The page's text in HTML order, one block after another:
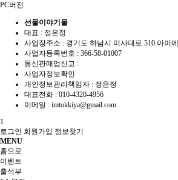
PC버전
선물이야기몰
대표 : 정은정
사업장주소 : 경기도 하남시 미사대로 510 아이
사업자등록번호 : 366-58-01007
통신판매업신고 :
사업자정보확인
개인정보관리책임자 : 정은정
대표전화 : 010-4320-4956
이메일 : imtokkiya@gmail.com
1
로그인 회원가입 정보찾기
MENU
홈으로
이벤트
출석부